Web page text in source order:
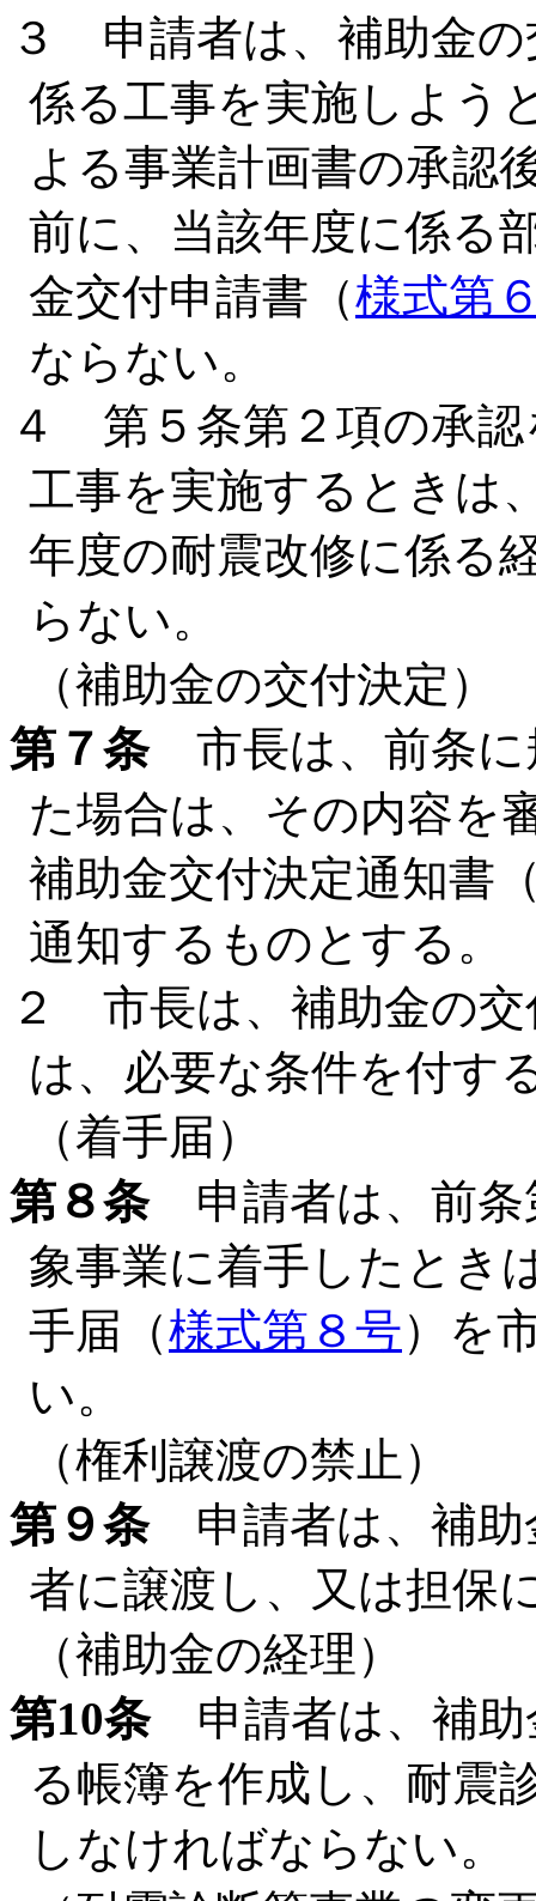
３ 申請者は、補助金の
係る工事を実施しよう
よる事業計画書の承認
前に、当該年度に係る
金交付申請書（様式第
ならない。
４ 第５条第２項の承認
工事を実施するときは
年度の耐震改修に係る
らない。
（補助金の交付決定）
第７条市長は、前条に
た場合は、その内容を
補助金交付決定通知書
通知するものとする。
２ 市長は、補助金の
は、必要な条件を付す
（着手届）
第８条申請者は、前条
象事業に着手したとき
手届（様式第８号）を
い。
（権利譲渡の禁止）
第９条申請者は、補助
者に譲渡し、又は担保
（補助金の経理）
第10条申請者は、補助
る帳簿を作成し、耐震
しなければならない。